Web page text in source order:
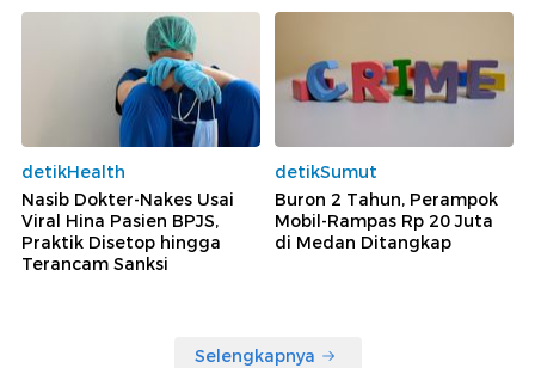
detikHealth
Nasib Dokter-Nakes Usai
Viral Hina Pasien BPJS,
Praktik Disetop hingga
Terancam Sanksi
detikSumut
Buron 2 Tahun, Perampok
Mobil-Rampas Rp 20 Juta
di Medan Ditangkap
Selengkapnya